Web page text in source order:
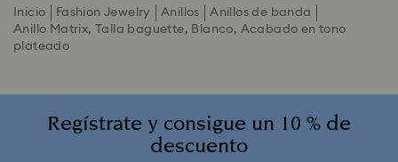
Inicio Fashion Jewelry Anillos
Anillos de banda
Anillo Matrix, Talla baguette, Blanco, Acabado en tono
plateado
Regístrate y consigue un 10 % de
descuento